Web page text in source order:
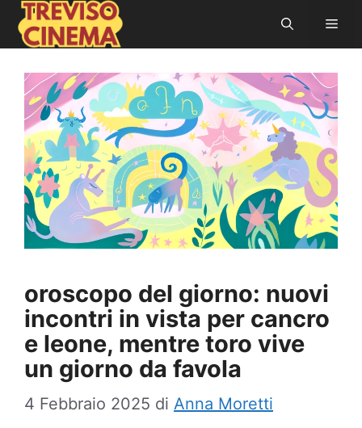
Vai
contenuto
oroscopo del giorno: nuovi
incontri in vista per cancro
e leone, mentre toro vive
un giorno da favola
4 Febbraio 2025 di Anna Moretti